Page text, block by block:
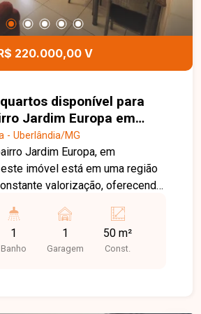
com nossa equipe e agende
220.000,00 V
disponível para
Jardim Europa em
- Uberlândia/MG
Jardim Europa, em
imóvel está em uma região
valorização, oferecendo
e serviços essenciais. O bairro
e qualidade de vida,
opção para morar. A casa
1
Banho
1
Garagem
50 m²
Const.